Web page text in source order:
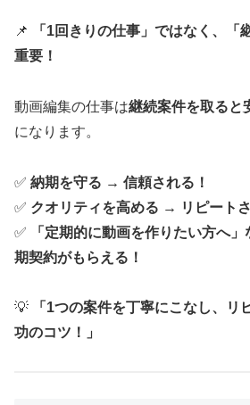
📌
「1回きりの仕事」ではなく、「
重要！
動画編集の仕事は継続案件を取ると
になります。
✅ 納期を守る → 信頼される！
✅ クオリティを高める → リピートさ
✅
「定期的に動画を作りたい方へ
期契約がもらえる！
💡
「1つの案件を丁寧にこなし、リ
功のコツ！」